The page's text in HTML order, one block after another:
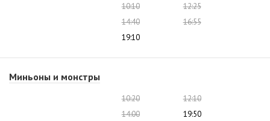
10:10
12:25
14:40
16:55
19:10
Миньоны и монстры
10:20
12:10
14:00
19:50